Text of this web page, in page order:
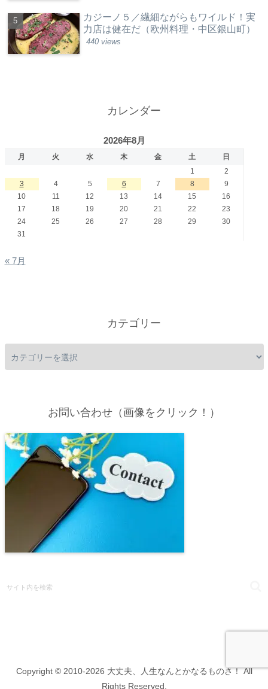
カジーノ５／繊細ながらもワイルド！実
力店は健在だ（欧州料理・中区銀山町）
440 views
カレンダー
2026年8月
月 火 水 木 金 土
日
1
2
3
4 5 6 7 8
9
10
11 12 13 14 15
16
17
18 19 20 21 22
23
24
25 26 27 28 29
30
31
« 7月
カテゴリー
お問い合わせ（画像をクリック！）
Copyright © 2010-2026 大丈夫、人生なんとかなるものさ！ All
Rights Reserved.